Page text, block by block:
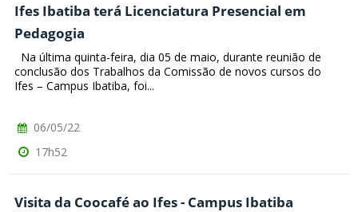
Ifes Ibatiba terá Licenciatura Presencial em
Pedagogia
Na última quinta-feira, dia 05 de maio, durante reunião de
conclusão dos Trabalhos da Comissão de novos cursos do
Ifes – Campus Ibatiba, foi...
06/05/22
17h52
Visita da Coocafé ao Ifes - Campus Ibatiba